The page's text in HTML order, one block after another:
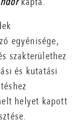
egyénisége,
szakterülethez
és kutatási
helyet kapott